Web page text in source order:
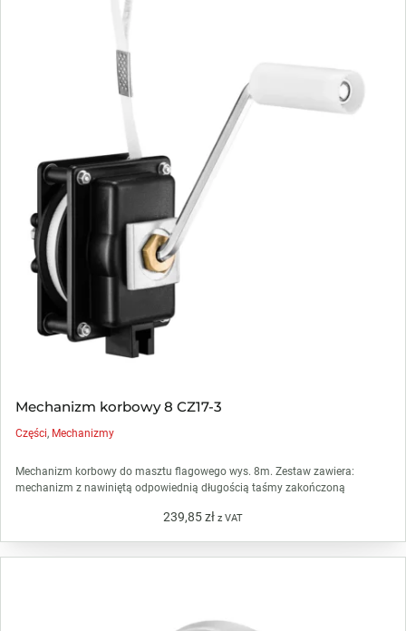
Mechanizm korbowy 8 CZ17-3
Części, Mechanizmy
Mechanizm korbowy do masztu flagowego wys. 8m. Zestaw zawiera:
mechanizm z nawiniętą odpowiednią długością taśmy zakończoną
239,85zł z VAT